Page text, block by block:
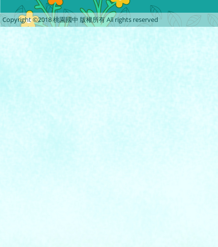
Copyright ©2018 桃園國中 版權所有 All rights reserved